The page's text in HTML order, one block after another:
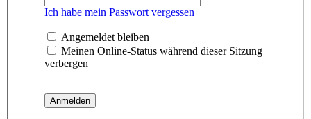
Ich habe mein Passwort vergessen
Angemeldet bleiben
Meinen Online-Status während dieser Sitzung
verbergen